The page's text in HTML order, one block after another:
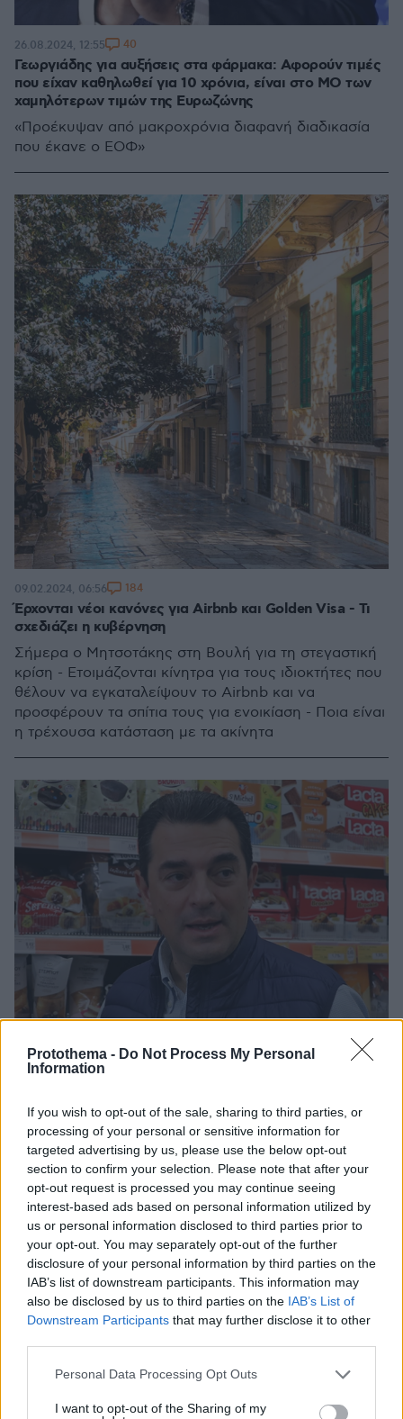
Protothema - Do Not Process My Personal
Information
If you wish to opt-out of the sale, sharing to third parties, or
processing of your personal or sensitive information for
targeted advertising by us, please use the below opt-out
section to confirm your selection. Please note that after your
opt-out request is processed you may continue seeing
interest-based ads based on personal information utilized by
us or personal information disclosed to third parties prior to
your opt-out. You may separately opt-out of the further
disclosure of your personal information by third parties on the
IAB’s list of downstream participants. This information may
also be disclosed by us to third parties on the IAB’s List of
Downstream Participants that may further disclose it to other
Please note that this website/app uses one or more Google
not limited to your visit or usage behaviour. You may click to
Personal Data Processing Opt Outs
I want to opt-out of the Sharing of my
Γεωργιάδης για αυξήσεις στα φάρμακα: Αφορούν τιμές
που είχαν καθηλωθεί για 10 χρόνια, είναι στο ΜΟ των
χαμηλότερων τιμών της Ευρωζώνης
«Προέκυψαν από μακροχρόνια διαφανή διαδικασία
που έκανε ο ΕΟΦ»
26.08.2024, 12:55 40
Έρχονται νέοι κανόνες για Airbnb και Golden Visa - Τι
σχεδιάζει η κυβέρνηση
Σήμερα ο Μητσοτάκης στη Βουλή για τη στεγαστική
κρίση - Ετοιμάζονται κίνητρα για τους ιδιοκτήτες που
θέλουν να εγκαταλείψουν τo Airbnb και να
προσφέρουν τα σπίτια τους για ενοικίαση - Ποια είναι
η τρέχουσα κατάσταση με τα ακίνητα
09.02.2024, 06:56 184
Σκρέκας: Έχουν «κλειδώσει» οι τιμές για 6 μήνες σε
1.300 προϊόντα
«Οι έλεγχοι θα εντιατακοποιηθούν και βασικό μέλημά
μας είναι να διαπιστωθεί αν υπάρχουν δομικές
στρεβλώσεις σε όλη την εφοδιαστική αλυσίδα»,
τόνισε ο υπουργός Ανάπτυξης
03.01.2024, 09:18 9